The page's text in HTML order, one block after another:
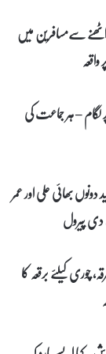
سے‌مسافرین میں
لگام – ہر جماعت کی
بھائی علی اور عمر
پیرول
کیلئے برقعہ کا